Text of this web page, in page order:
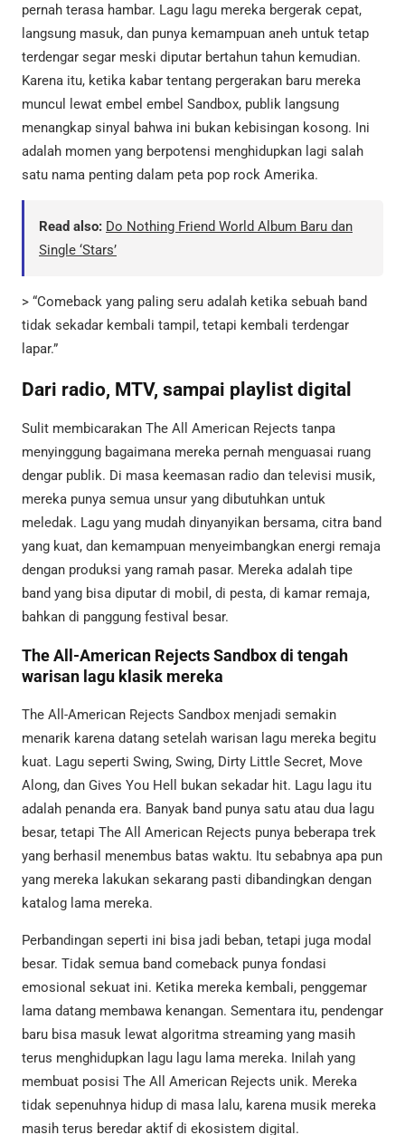
pernah terasa hambar. Lagu lagu mereka bergerak cepat,
langsung masuk, dan punya kemampuan aneh untuk tetap
terdengar segar meski diputar bertahun tahun kemudian.
Karena itu, ketika kabar tentang pergerakan baru mereka
muncul lewat embel embel Sandbox, publik langsung
menangkap sinyal bahwa ini bukan kebisingan kosong. Ini
adalah momen yang berpotensi menghidupkan lagi salah
satu nama penting dalam peta pop rock Amerika.
Read also: Do Nothing Friend World Album Baru dan
Single ‘Stars’
> “Comeback yang paling seru adalah ketika sebuah band
tidak sekadar kembali tampil, tetapi kembali terdengar
lapar.”
Dari radio, MTV, sampai playlist digital
Sulit membicarakan The All American Rejects tanpa
menyinggung bagaimana mereka pernah menguasai ruang
dengar publik. Di masa keemasan radio dan televisi musik,
mereka punya semua unsur yang dibutuhkan untuk
meledak. Lagu yang mudah dinyanyikan bersama, citra band
yang kuat, dan kemampuan menyeimbangkan energi remaja
dengan produksi yang ramah pasar. Mereka adalah tipe
band yang bisa diputar di mobil, di pesta, di kamar remaja,
bahkan di panggung festival besar.
The All-American Rejects Sandbox di tengah
warisan lagu klasik mereka
The All-American Rejects Sandbox menjadi semakin
menarik karena datang setelah warisan lagu mereka begitu
kuat. Lagu seperti Swing, Swing, Dirty Little Secret, Move
Along, dan Gives You Hell bukan sekadar hit. Lagu lagu itu
adalah penanda era. Banyak band punya satu atau dua lagu
besar, tetapi The All American Rejects punya beberapa trek
yang berhasil menembus batas waktu. Itu sebabnya apa pun
yang mereka lakukan sekarang pasti dibandingkan dengan
katalog lama mereka.
Perbandingan seperti ini bisa jadi beban, tetapi juga modal
besar. Tidak semua band comeback punya fondasi
emosional sekuat ini. Ketika mereka kembali, penggemar
lama datang membawa kenangan. Sementara itu, pendengar
baru bisa masuk lewat algoritma streaming yang masih
terus menghidupkan lagu lagu lama mereka. Inilah yang
membuat posisi The All American Rejects unik. Mereka
tidak sepenuhnya hidup di masa lalu, karena musik mereka
masih terus beredar aktif di ekosistem digital.